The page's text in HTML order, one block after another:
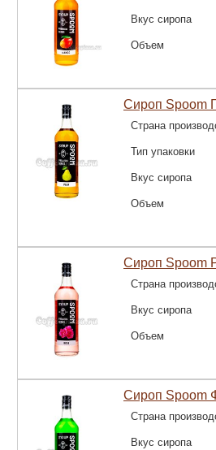
Вкус сиропа
Объем
Сироп Spoom
Страна
Тип упаковки
Вкус сиропа
Объем
Сироп Spoom
Страна
Вкус сиропа
Объем
Сироп Spoom
Страна
Вкус сиропа